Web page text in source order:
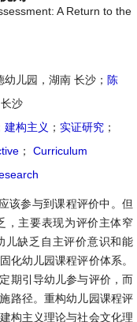
A Return to the
儿园，湖南 长沙； 陈
沙
建构主义 ； 实证研究 ；
；
Curriculum
该参与到课程评价中。但
，主要表现为评价主体窄
儿缺乏自主评价意识和能
化幼儿园课程评价体系。
期引导幼儿参与评价，而
路径。重构幼儿园课程评
构主义理论与社会文化理